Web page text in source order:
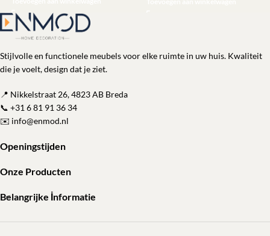
Stijlvolle en functionele meubels voor elke ruimte in uw huis. Kwaliteit
die je voelt, design dat je ziet.
📍 Nikkelstraat 26, 4823 AB Breda
📞 +31 6 81 91 36 34
✉️ info@enmod.nl
Openingstijden
Onze Producten
Belangrijke İnformatie